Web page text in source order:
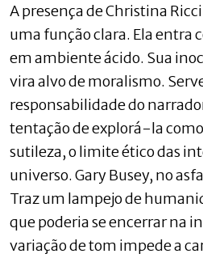
A presença de Christina
uma função clara. Ela entra
em ambiente ácido. Sua
vira alvo de moralismo.
responsabilidade do
tentação de explorá-la
sutileza, o limite ético das
universo. Gary Busey, no
Traz um lampejo de
que poderia se encerrar na
variação de tom impede a